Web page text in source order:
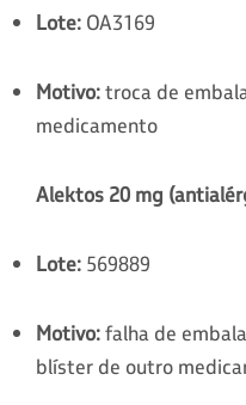
Lote: OA3169
Motivo:troca de
medicamento
Alektos 20 mg
Lote: 569889
Motivo:falha de
blíster de outro